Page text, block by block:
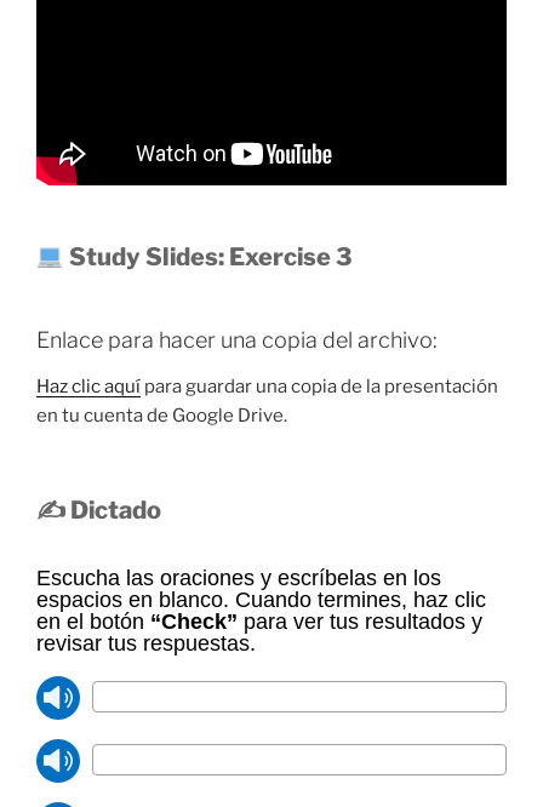
Study Slides: Exercise 3
Enlace para hacer una copia del archivo:
Haz clic aquí para guardar una copia de la presentación
en tu cuenta de Google Drive.
✍️ Dictado